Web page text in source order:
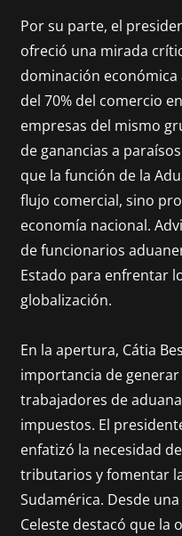
Por su parte, el
ofreció una mirada
dominación
del 70% del comercio
empresas del mismo
de ganancias a
que la función de la
flujo comercial, sino
economía nacional.
de funcionarios
Estado para enfrentar
globalización.
En la apertura, Cátia
importancia de
trabajadores de
impuestos. El
enfatizó la necesidad
tributarios y fomentar
Sudamérica. Desde
Celeste destacó que la